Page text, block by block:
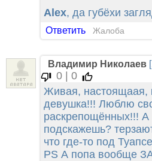
Alex, да губёхи
Ответить Жалоба
Владимир Николаев
0 | 0
Живая, настоящаая,
девушка!!! Люблю
раскрепощённых!!! А
подскажешь?
что где-то под
PS А попа вообще